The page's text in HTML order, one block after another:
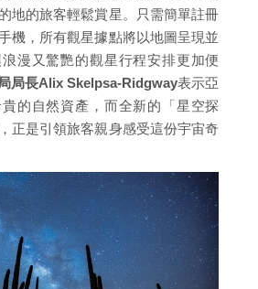
地的旅客輕鬆賞星。只需簡單註冊
機，所有觀星據點將以地圖呈現並
漫又驚艷的觀星行程安排更加便
局長Alix Skelpsa-Ridgway表示亞
的自然資產，而全新的「星空探
正是引領旅客親身感受這份宇宙奇